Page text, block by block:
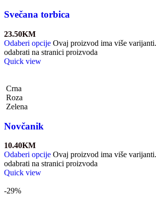
Svečana torbica
23.50KM
Odaberi opcije Ovaj proizvod ima više
odabrati na stranici proizvoda
Quick view
Crna
Roza
Zelena
Novčanik
10.40KM
Odaberi opcije Ovaj proizvod ima više
odabrati na stranici proizvoda
Quick view
-29%